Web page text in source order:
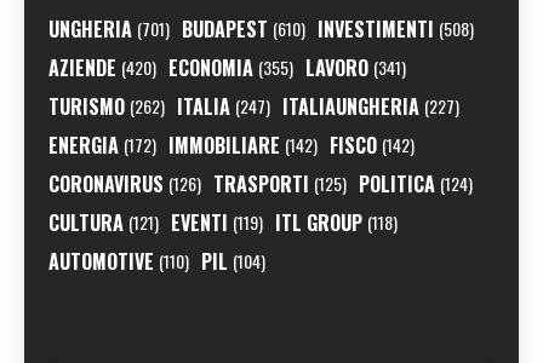
UNGHERIA (701) BUDAPEST (610) INVESTIMENTI (508)
AZIENDE (420) ECONOMIA (355) LAVORO (341)
TURISMO (262) ITALIA (247) ITALIAUNGHERIA (227)
ENERGIA (172) IMMOBILIARE (142) FISCO (142)
CORONAVIRUS (126) TRASPORTI (125) POLITICA (124)
CULTURA (121) EVENTI (119) ITL GROUP (118)
AUTOMOTIVE (110) PIL (104)